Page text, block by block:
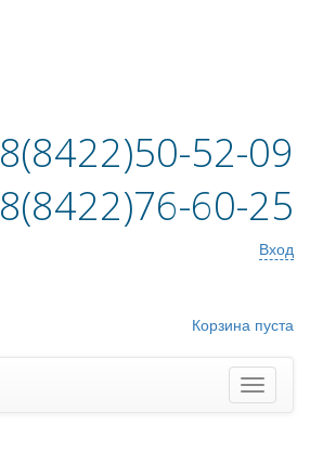
8(8422)50-52-09
8(8422)76-60-25
Вход
Корзина пуста